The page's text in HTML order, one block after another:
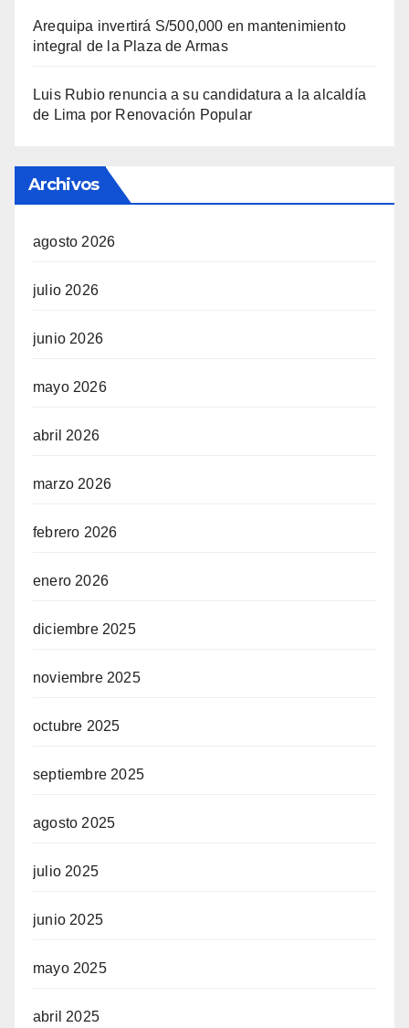
Arequipa invertirá S/500,000 en mantenimiento
integral de la Plaza de Armas
Luis Rubio renuncia a su candidatura a la alcaldía
de Lima por Renovación Popular
Archivos
agosto 2026
julio 2026
junio 2026
mayo 2026
abril 2026
marzo 2026
febrero 2026
enero 2026
diciembre 2025
noviembre 2025
octubre 2025
septiembre 2025
agosto 2025
julio 2025
junio 2025
mayo 2025
abril 2025